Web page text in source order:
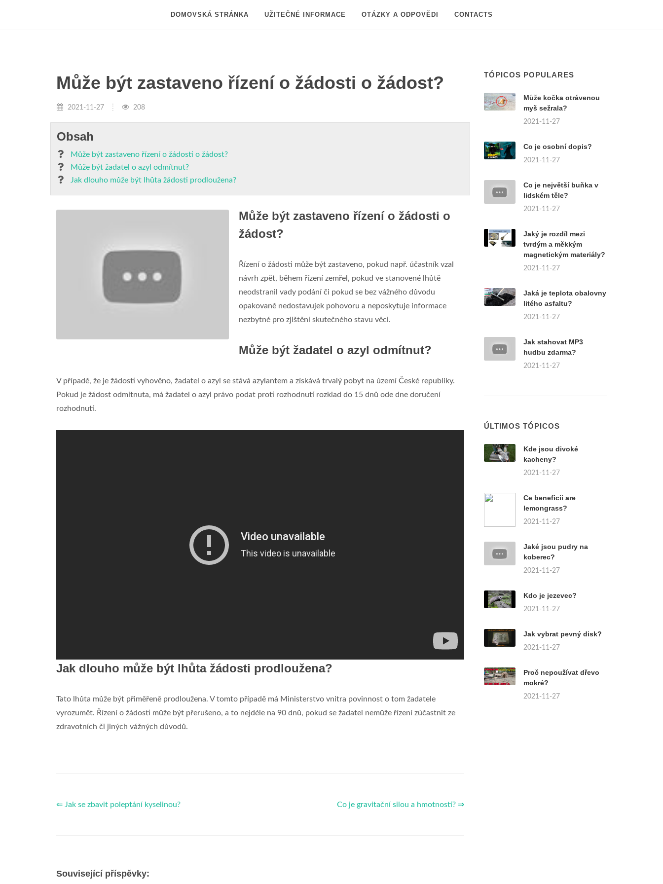
DOMOVSKÁ STRÁNKA UŽITEČNÉ INFORMACE OTÁZKY A ODPOVĚDI CONTACTS
Může být zastaveno řízení o žádosti o žádost?
2021-11-27 208
Obsah
Může být zastaveno řízení o žádosti o žádost?
Může být žadatel o azyl odmítnut?
Jak dlouho může být lhůta žádosti prodloužena?
Může být zastaveno řízení o žádosti o
žádost?
Řízení o žádosti může být zastaveno, pokud např. účastník vzal
návrh zpět, během řízení zemřel, pokud ve stanovené lhůtě
neodstranil vady podání či pokud se bez vážného důvodu
opakovaně nedostavujek pohovoru a neposkytuje informace
nezbytné pro zjištění skutečného stavu věci.
Může být žadatel o azyl odmítnut?
V případě, že je žádosti vyhověno, žadatel o azyl se stává azylantem a získává trvalý pobyt na území České republiky.
Pokud je žádost odmítnuta, má žadatel o azyl právo podat proti rozhodnutí rozklad do 15 dnů ode dne doručení
rozhodnutí.
Jak dlouho může být lhůta žádosti prodloužena?
Tato lhůta může být přiměřeně prodloužena. V tomto případě má Ministerstvo vnitra povinnost o tom žadatele
vyrozumět. Řízení o žádosti může být přerušeno, a to nejdéle na 90 dnů, pokud se žadatel nemůže řízení zúčastnit ze
zdravotních či jiných vážných důvodů.
⇐ Jak se zbavit poleptání kyselinou? Co je gravitační silou a hmotností? ⇒
Související příspěvky:
TÓPICOS POPULARES
Může kočka otrávenou
myš sežrala?
2021-11-27
Co je osobní dopis?
2021-11-27
Co je největší buňka v
lidském těle?
2021-11-27
Jaký je rozdíl mezi
tvrdým a měkkým
magnetickým materiály?
2021-11-27
Jaká je teplota obalovny
litého asfaltu?
2021-11-27
Jak stahovat MP3
hudbu zdarma?
2021-11-27
ÚLTIMOS TÓPICOS
Kde jsou divoké
kacheny?
2021-11-27
Ce beneficii are
lemongrass?
2021-11-27
Jaké jsou pudry na
koberec?
2021-11-27
Kdo je jezevec?
2021-11-27
Jak vybrat pevný disk?
2021-11-27
Proč nepoužívat dřevo
mokré?
2021-11-27